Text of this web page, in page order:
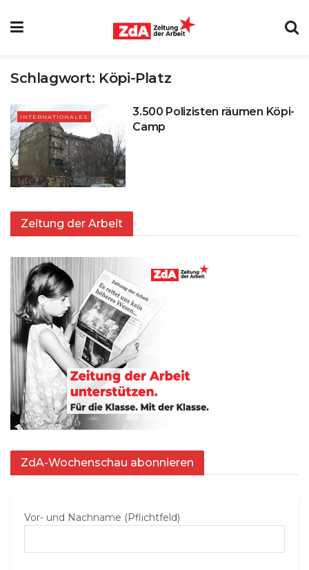
Schlagwort: Köpi-Platz
INTERNATIONALES
3.500 Polizisten räumen Köpi-
Camp
Zeitung der Arbeit
ZdA-Wochenschau abonnieren
Vor- und Nachname (Pflichtfeld)